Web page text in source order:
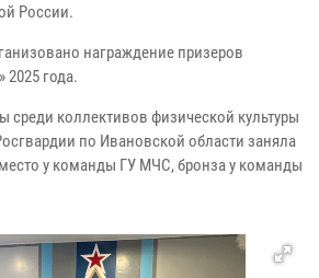
России.
награждение призеров
года.
среди коллективов физической культуры
по Ивановской области заняла
у команды ГУ МЧС, бронза у команды